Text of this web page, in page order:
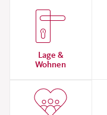
Lage &
Wohnen